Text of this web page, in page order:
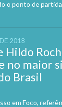
o ponto de
2018
Hildo
no maior
Brasil
em Foco,